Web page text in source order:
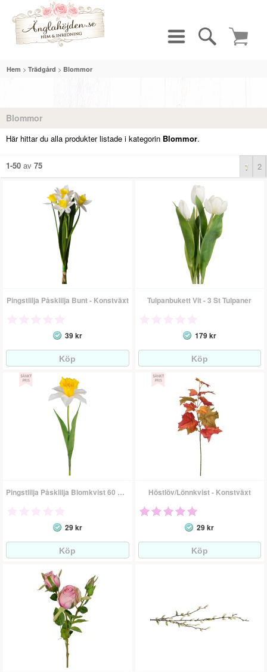
Hem > Trädgård > Blommor
Blommor
Här hittar du alla produkter listade i kategorin Blommor.
1-50 av 75 1 2
Pingstlilja Påsklilja Bunt - Konstväxt
39 kr
Tulpanbukett Vit - 3 St Tulpaner
179 kr
Pingstlilja Påsklilja Blomkvist 60 Cm - Konstväxt
29 kr
Höstlöv/Lönnkvist - Konstväxt
29 kr